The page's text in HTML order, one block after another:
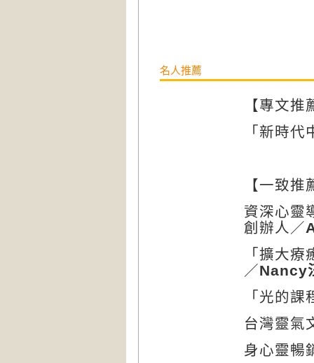
名人推薦
【專文推
「新時
【一致推
資深心靈
創辦人／
「擴大
／Nancy
「光的
台灣靈氣
身心靈暢